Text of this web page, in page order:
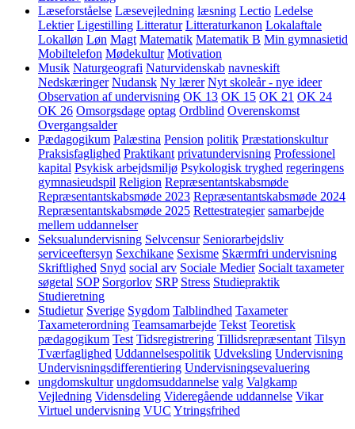
Læseforståelse Læsevejledning læsning Lectio Ledelse
Lektier Ligestilling Litteratur Litteraturkanon Lokalaftale
Lokalløn Løn Magt Matematik Matematik B Min gymnasietid
Mobiltelefon Mødekultur Motivation
Musik Naturgeografi Naturvidenskab navneskift
Nedskæringer Nudansk Ny lærer Nyt skoleår - nye ideer
Observation af undervisning OK 13 OK 15 OK 21 OK 24
OK 26 Omsorgsdage optag Ordblind Overenskomst
Overgangsalder
Pædagogikum Palæstina Pension politik Præstationskultur
Praksisfaglighed Praktikant privatundervisning Professionel
kapital Psykisk arbejdsmiljø Psykologisk tryghed regeringens
gymnasieudspil Religion Repræsentantskabsmøde
Repræsentantskabsmøde 2023 Repræsentantskabsmøde 2024
Repræsentantskabsmøde 2025 Rettestrategier samarbejde
mellem uddannelser
Seksualundervisning Selvcensur Seniorarbejdsliv
serviceeftersyn Sexchikane Sexisme Skærmfri undervisning
Skriftlighed Snyd social arv Sociale Medier Socialt taxameter
søgetal SOP Sorgorlov SRP Stress Studiepraktik
Studieretning
Studietur Sverige Sygdom Talblindhed Taxameter
Taxameterordning Teamsamarbejde Tekst Teoretisk
pædagogikum Test Tidsregistrering Tillidsrepræsentant Tilsyn
Tværfaglighed Uddannelsespolitik Udveksling Undervisning
Undervisningsdifferentiering Undervisningsevaluering
ungdomskultur ungdomsuddannelse valg Valgkamp
Vejledning Vidensdeling Videregående uddannelse Vikar
Virtuel undervisning VUC Ytringsfrihed